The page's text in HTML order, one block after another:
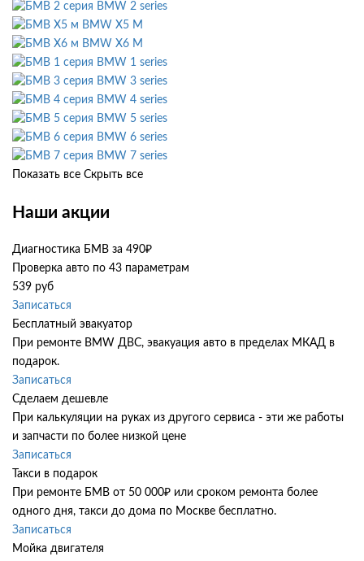
BMW 2 series
BMW X5 M
BMW X6 M
BMW 1 series
BMW 3 series
BMW 4 series
BMW 5 series
BMW 6 series
BMW 7 series
Показать все Скрыть все
Наши акции
Диагностика БМВ за 490₽
Проверка авто по 43 параметрам
539 руб
Записаться
Бесплатный эвакуатор
При ремонте BMW ДВС, эвакуация авто в пределах МКАД в
подарок.
Записаться
Сделаем дешевле
При калькуляции на руках из другого сервиса - эти же работы
и запчасти по более низкой цене
Записаться
Такси в подарок
При ремонте БМВ от 50 000₽ или сроком ремонта более
одного дня, такси до дома по Москве бесплатно.
Записаться
Мойка двигателя